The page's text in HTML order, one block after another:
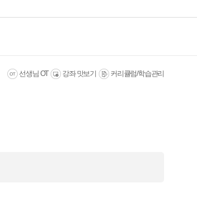
선생님 OT 강좌 맛보기 커리큘럼/학습관리